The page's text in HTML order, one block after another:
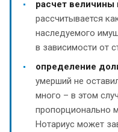
расчет
рассчитывается
наследуемого
в зависимости от
определение
умерший не
много – в этом
пропорционально
Нотариус может